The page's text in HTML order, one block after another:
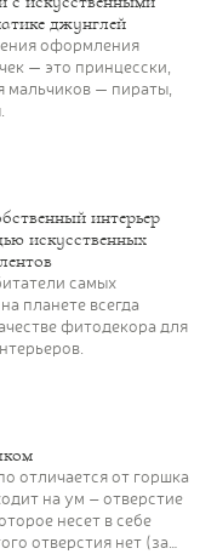
джунглей
оформления
— это принцесски,
мальчиков — пираты,
интерьер
искусственных
самых
планете всегда
фитодекора для
отличается от горшка
на ум – отверстие
несет в себе
отверстия нет (за